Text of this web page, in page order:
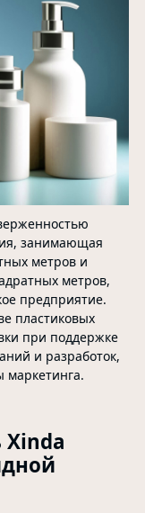
занимающая
метров и
метров,
предприятие.
пластиковых
при поддержке
и разработок,
маркетинга.